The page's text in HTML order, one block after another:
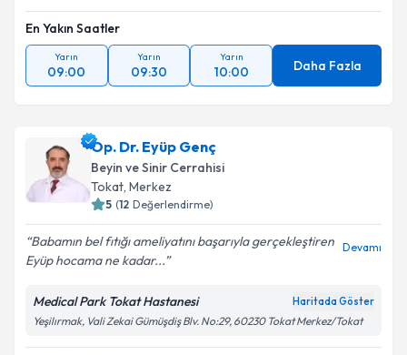
En Yakın Saatler
Yarın
09:00
Yarın
09:30
Yarın
10:00 Daha Fazla
Op. Dr. Eyüp Genç
Beyin ve Sinir Cerrahisi
Tokat, Merkez
5 (12 Değerlendirme)
Babamın bel fıtığı ameliyatını başarıyla gerçekleştiren
Eyüp hocama ne kadar...
Devamı
Medical Park Tokat Hastanesi Haritada Göster
Yeşilırmak, Vali Zekai Gümüşdiş Blv. No:29, 60230 Tokat Merkez/Tokat